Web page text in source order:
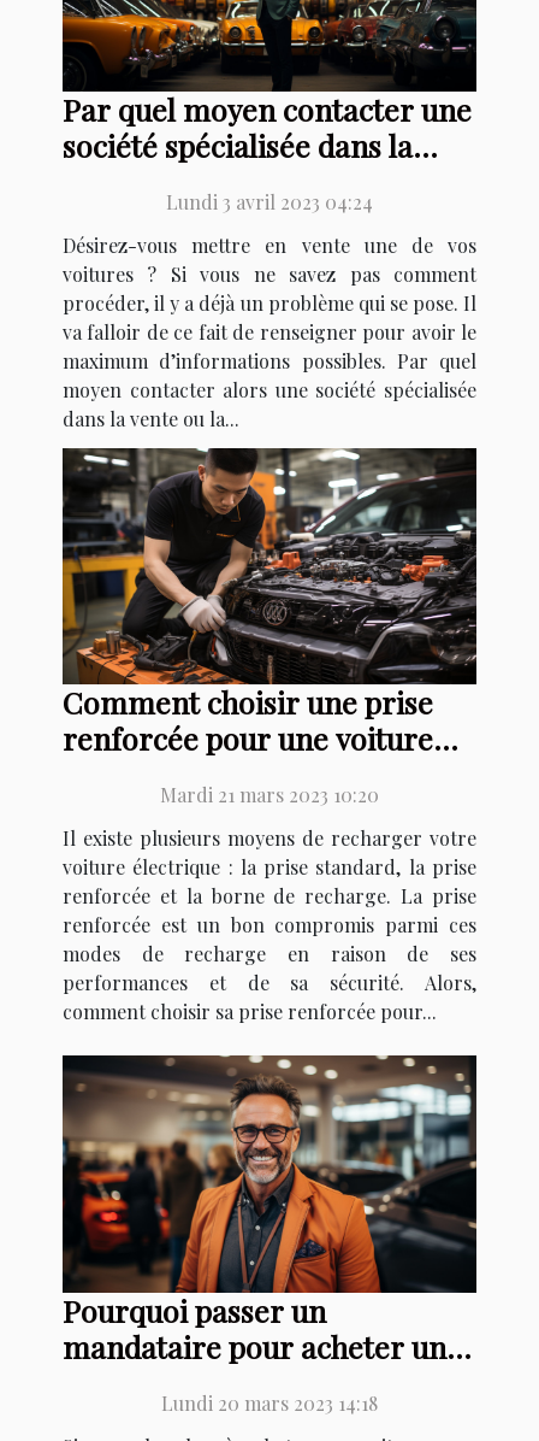
Par quel moyen contacter une
société spécialisée dans la
d’automobiles ?
Lundi 3 avril 2023 04:24
Désirez-vous mettre en vente une de vos
voitures ? Si vous ne savez pas comment
procéder, il y a déjà un problème qui se pose. Il
va falloir de ce fait de renseigner pour avoir le
maximum d’informations possibles. Par quel
moyen contacter alors une société spécialisée
dans la vente ou la...
Comment choisir une prise
renforcée pour une voiture
Mardi 21 mars 2023 10:20
Il existe plusieurs moyens de recharger votre
voiture électrique : la prise standard, la prise
renforcée et la borne de recharge. La prise
renforcée est un bon compromis parmi ces
modes de recharge en raison de ses
performances et de sa sécurité. Alors,
comment choisir sa prise renforcée pour...
Pourquoi passer un
mandataire pour acheter une
Lundi 20 mars 2023 14:18